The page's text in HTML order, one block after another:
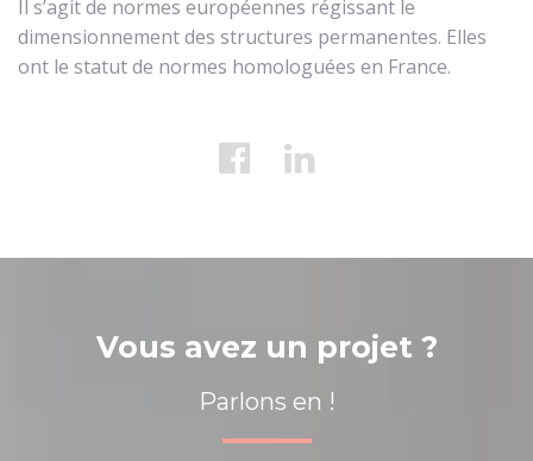
Il s’agit de normes européennes régissant le
dimensionnement des structures permanentes. Elles
ont le statut de normes homologuées en France.
Vous avez un projet ?
Parlons en !